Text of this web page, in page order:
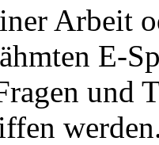
Arbeit
E-
und